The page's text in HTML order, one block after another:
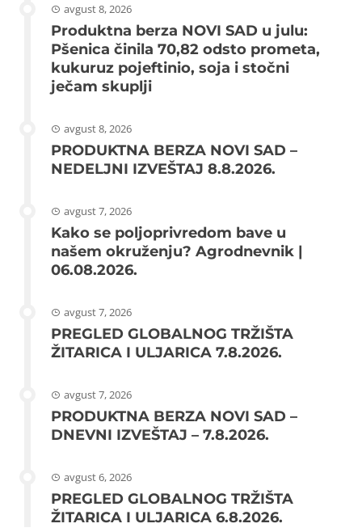
avgust 8, 2026
Produktna berza NOVI SAD u julu:
Pšenica činila 70,82 odsto prometa,
kukuruz pojeftinio, soja i stočni
ječam skuplji
avgust 8, 2026
PRODUKTNA BERZA NOVI SAD –
NEDELJNI IZVEŠTAJ 8.8.2026.
avgust 7, 2026
Kako se poljoprivredom bave u
našem okruženju? Agrodnevnik |
06.08.2026.
avgust 7, 2026
PREGLED GLOBALNOG TRŽIŠTA
ŽITARICA I ULJARICA 7.8.2026.
avgust 7, 2026
PRODUKTNA BERZA NOVI SAD –
DNEVNI IZVEŠTAJ – 7.8.2026.
avgust 6, 2026
PREGLED GLOBALNOG TRŽIŠTA
ŽITARICA I ULJARICA 6.8.2026.